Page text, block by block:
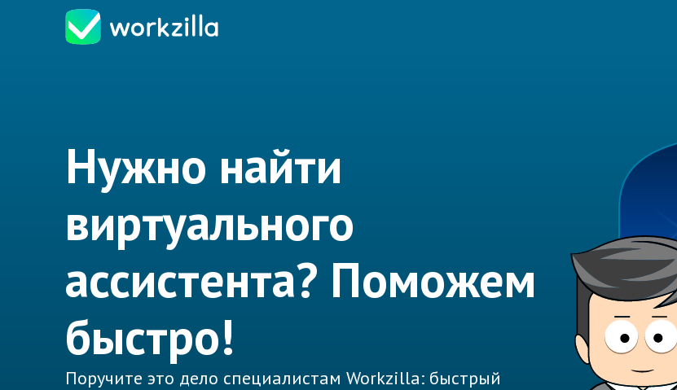
Нужно найти
виртуального
ассистента? Поможем
быстро!
Поручите это дело специалистам Workzilla: быстрый